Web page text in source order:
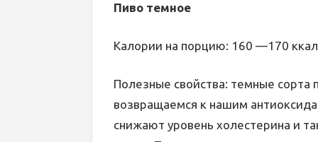
Пиво темное
Калории на порцию: 160 —170 ккал
Полезные свойства: темные сорта
возвращаемся к нашим
снижают уровень холестерина и